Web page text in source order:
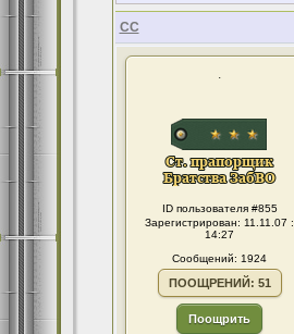
CC
.
ID пользователя #855
Зарегистрирован: 11.11.07 :
14:27
Сообщений: 1924
ПООЩРЕНИЙ: 51
Поощрить